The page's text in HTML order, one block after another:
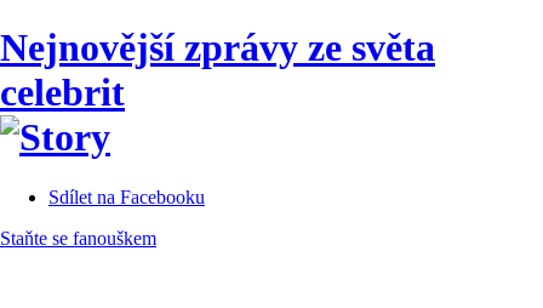
Nejnovější zprávy ze světa
celebrit
Sdílet na Facebooku
Staňte se fanouškem